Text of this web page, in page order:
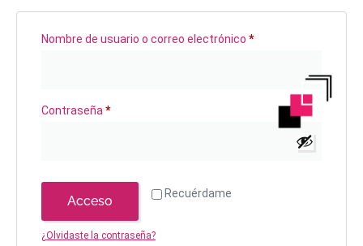
Nombre de usuario o correo electrónico *
Contraseña*
Recuérdame
Acceso
¿Olvidaste la contraseña?